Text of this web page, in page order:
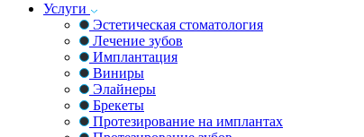
Услуги
Эстетическая стоматология
Лечение зубов
Имплантация
Виниры
Элайнеры
Брекеты
Протезирование на имплантах